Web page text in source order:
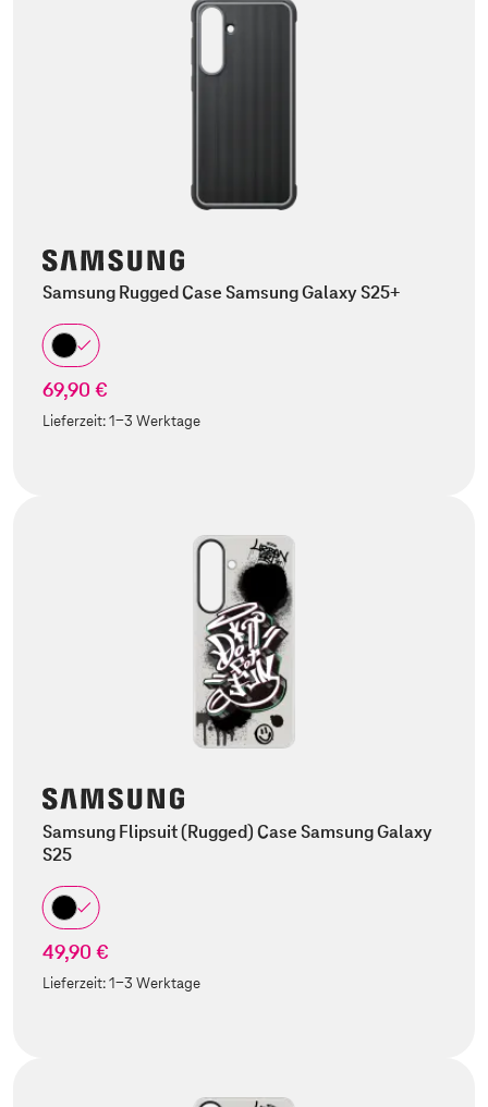
Samsung Rugged Case Samsung Galaxy S25+
69,90 €
Lieferzeit:1-3 Werktage
Samsung Flipsuit (Rugged) Case Samsung Galaxy
S25
49,90 €
Lieferzeit:1-3 Werktage